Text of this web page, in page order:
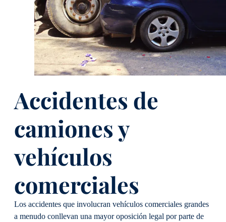
Accidentes de
camiones y
vehículos
comerciales
Los accidentes que involucran vehículos comerciales grandes
a menudo conllevan una mayor oposición legal por parte de